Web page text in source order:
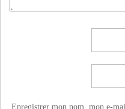
Enregistrer mon nom, mon e-